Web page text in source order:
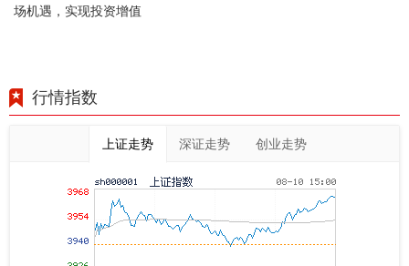
场机遇，实现投资增值
行情指数
上证走势 深证走势 创业走势